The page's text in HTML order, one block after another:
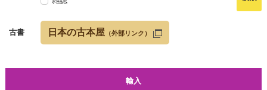
輸入
古書 日本の古本屋 （外部リンク）